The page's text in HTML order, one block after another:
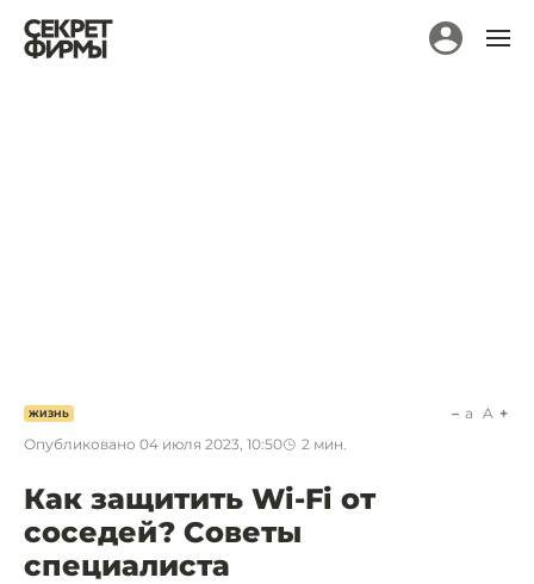
ЖИЗНЬ
Опубликовано 04 июля 2023, 10:50 2 мин.
a A
Как защитить Wi-Fi от
соседей? Советы
специалиста